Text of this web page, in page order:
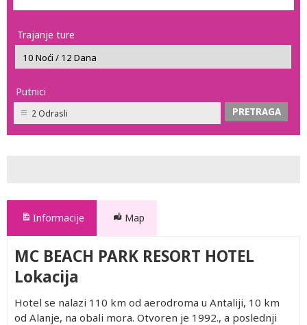
Trajanje ture
Putnici
2 Odrasli
Informacije Map
MC BEACH PARK RESORT HOTEL
Lokacija
Hotel se nalazi 110 km od aerodroma u Antaliji, 10 km
od Alanje, na obali mora. Otvoren je 1992., a poslednji